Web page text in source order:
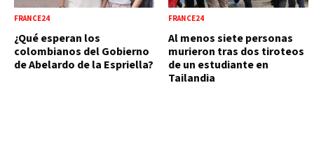
FRANCE24
¿Qué esperan los
colombianos del Gobierno
de Abelardo de la Espriella?
FRANCE24
Al menos siete personas
murieron tras dos tiroteos
de un estudiante en
Tailandia